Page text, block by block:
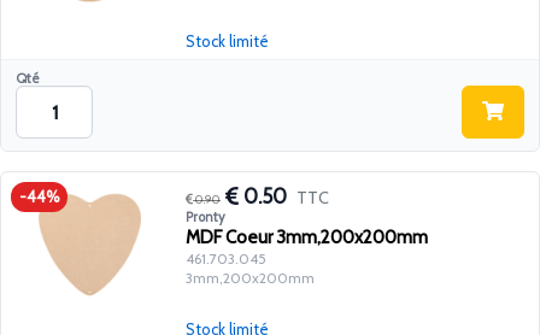
Qté
Stock limité
-44% 0.90 0.50 TTC
Pronty
MDF Coeur 3mm,200x200mm
461.703.045
3mm,200x200mm
Stock limité